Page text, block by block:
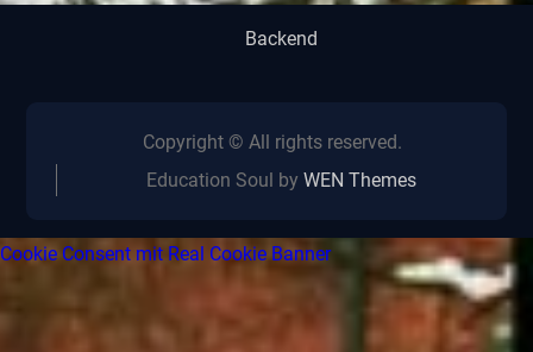
Backend
Copyright © All rights reserved.
Education Soul byWEN Themes
Cookie Consent mit Real Cookie Banner